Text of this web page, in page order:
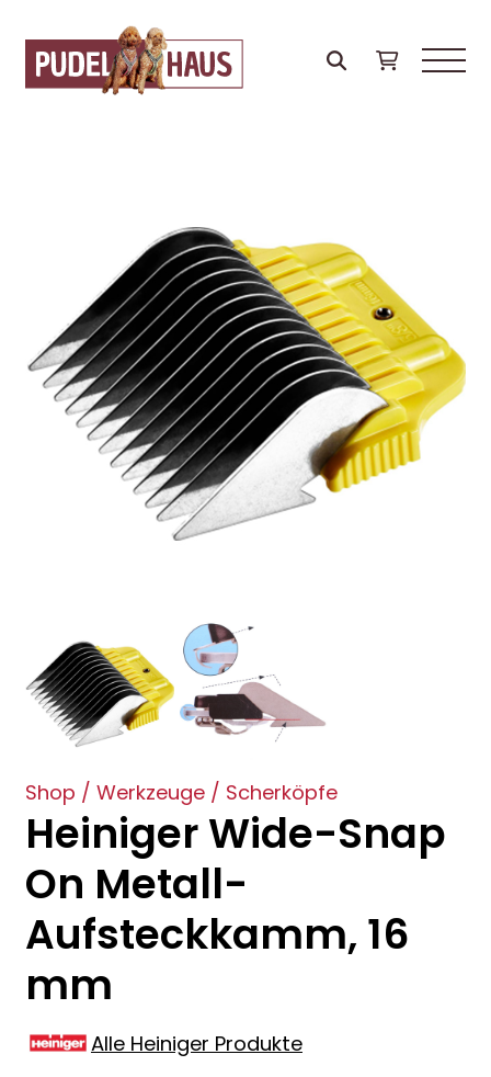
Shop / Werkzeuge / Scherköpfe
Heiniger Wide-Snap
On Metall-
Aufsteckkamm, 16
mm
Alle Heiniger Produkte